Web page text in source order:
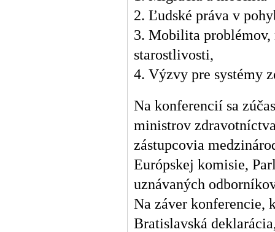
2. Ľudské práva v
3. Mobilita
starostlivosti,
4. Výzvy pre systémy
Na konferencií sa
ministrov
zástupcovia
Európskej komisie,
uznávaných
Na záver konferencie,
Bratislavská